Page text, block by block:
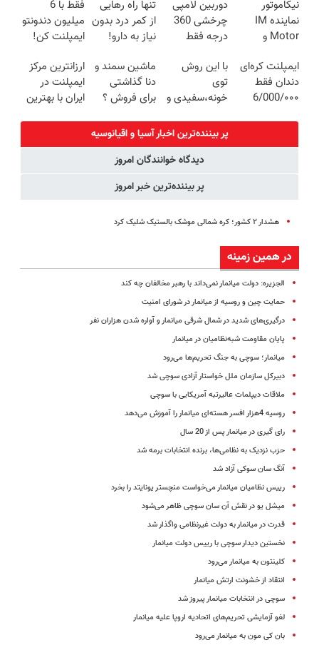
روزه ساخت!
رو پرکن)
کننده خانگی
نیکاموتور
نماینده IM
Motor و
ایران
دوربین لامپی
چرخشی 360
درجه فقط
🔥 پرداخت
درب منزل
تنها راه رهایی
از کمر درد بدون
نیاز به دارو!
فقط با 6
میلیون دندونتو
ایمپلنت کن!
ایمپلنت کره‌ای
دندان فقط
6/000/۰۰۰
با این روش
توی
خونه،سفیدی و
برگردون
(40%off)
ماشین سمند و
دنا گذاشتی
برای فروش ؟
راحت بفروش
ارزانترین مرکز
ایمپلنت در
ایران با بهترین
پر بیننده‌ترین اخبار آسیا و اقیانوسیه
دیدگاه خوانندگان امروز
پر بیننده‌ترین خبر امروز
هشدار ۲ کشور؛ کره شمالی موشک بالستیک شلیک کرد
در همین زمینه
الجزیره: دولت میانمار نمی‌داند با رهبر مخالفان چه کند
حمایت چین و روسیه از میانمار در شورای امنیت
درگیری‌های شدید در شمال شرقی میانمار و آواره شدن هزاران نفر
پایان مقاومت شبه‌نظامیان در میانمار
میانمار؛ سوچی به جنگ تحریم‌ها می‌رود
دبیرکل سازمان ملل خواستار آزادی سوچی شد
ملاقات دیپلمات عالیرتبه آمریکایی با سوچی
روسیه 4هزار افسر هسته‌ای میانمار را آموزش می‌دهد
رای گیری در میانمار پس از 20 سال
حزب نزدیک به نظامی‌ها، برنده انتخابات برمه شد
آنگ سان سوکی آزاد شد
رییس نظامیان میانمار می‌خواست منچستر یونایتد را بخرد
میشل یو در نقش آن سان سوچی ظاهر می‌شود
قدرت در میانمار به دولت غیرنظامی واگذار شد
نخستین دیدار سوچی با رییس دولت میانمار
کلینتون به میانمار می‌رود
انتقاد از خشونت ارتش میانمار
سوچی در انتخابات میانمار پیروز شد
لغو آزمایشی تحریم‌های اتحادیه اروپا علیه میانمار
بان کی مون به میانمار می‌رود